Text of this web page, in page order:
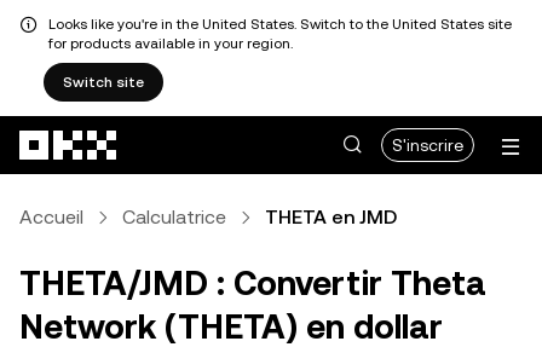
Looks like you're in the United States. Switch to the United States site
for products available in your region.
Switch site
S'inscrire
Accueil Calculatrice THETA en JMD
THETA/JMD : Convertir Theta
Network (THETA) en dollar